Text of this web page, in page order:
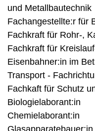
und Metallbautechnik
Fachangestellte:r für
Fachkraft für Rohr-,
Fachkraft für
Eisenbahner:in im
Transport -
Fachkaft für Schutz
Biologielaborant:in
Chemielaborant:in
Glasapparatebauer:in